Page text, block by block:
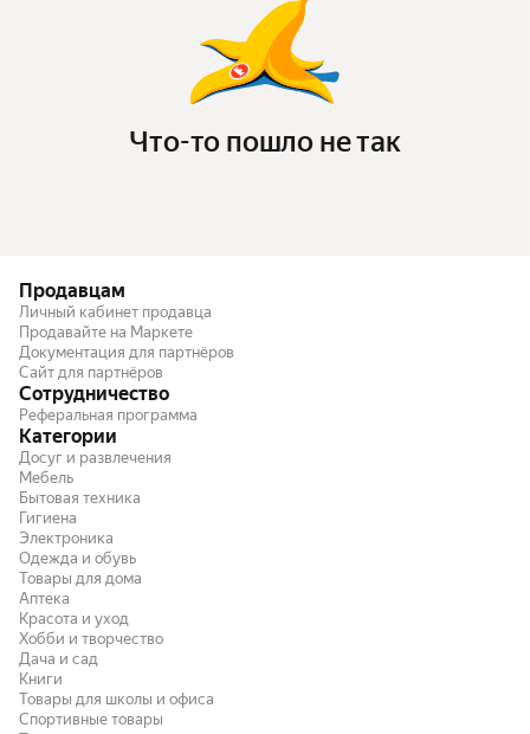
Что-то пошло не так
Продавцам
Личный кабинет продавца
Продавайте на Маркете
Документация для партнёров
Сайт для партнёров
Сотрудничество
Реферальная программа
Категории
Досуг и развлечения
Мебель
Бытовая техника
Гигиена
Электроника
Одежда и обувь
Товары для дома
Аптека
Красота и уход
Хобби и творчество
Дача и сад
Книги
Товары для школы и офиса
Спортивные товары